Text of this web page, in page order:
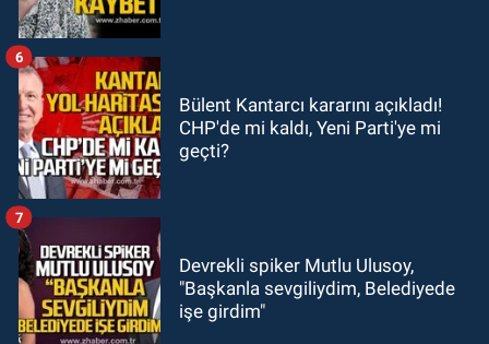
Bülent Kantarcı kararını açıkladı!
CHP'de mi kaldı, Yeni Parti'ye mi
geçti?
6
Devrekli spiker Mutlu Ulusoy,
"Başkanla sevgiliydim, Belediyede
işe girdim"
7